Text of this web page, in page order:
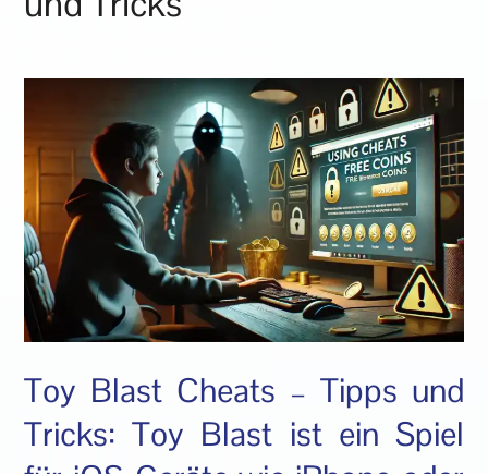
Toy Blast Cheats – Tipps und
Tricks: Toy Blast ist ein Spiel